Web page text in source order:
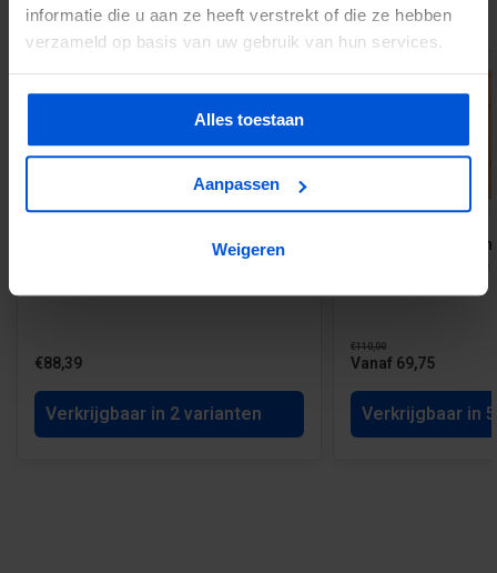
informatie die u aan ze heeft verstrekt of die ze hebben
verzameld op basis van uw gebruik van hun services.
Alles toestaan
Aanpassen
Weigeren
GERELATEERDE PRODUCTEN
Hardhouten tuinscherm Kampen - 17
€88,39
Verkrijgbaar in 2 varianten
Douglas
€110,00
Vanaf 69,75
Verkrijgbaar in